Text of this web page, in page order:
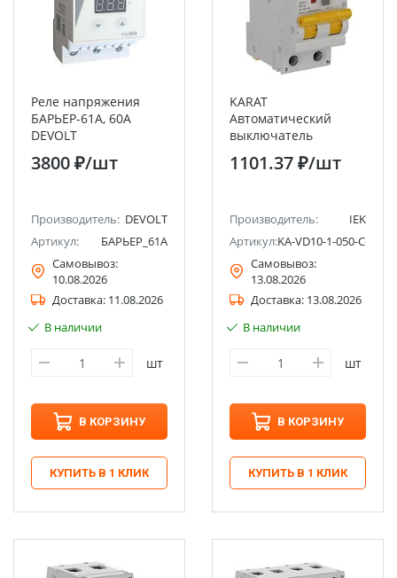
Реле напряжения
БАРЬЕР-61А, 60А
DEVOLT
3800 ₽/шт
Производитель: DEVOLT
Артикул:
БАРЬЕР_61А
Самовывоз:
10.08.2026
Доставка: 11.08.2026
В наличии
шт
В КОРЗИНУ
КУПИТЬ В 1 КЛИК
KARAT
Автоматический
выключатель
дифференциального
тока АВДТ32 C50 30мА
1101.37 ₽/шт
Производитель:
IEK
Артикул:KA-VD10-1-050-C-030-
Самовывоз:
13.08.2026
Доставка: 13.08.2026
В наличии
шт
В КОРЗИНУ
КУПИТЬ В 1 КЛИК